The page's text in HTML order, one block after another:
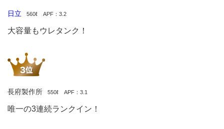
日立 560ℓ APF：3.2
大容量もウレタンク！
長府製作所 550ℓ APF：3.1
唯一の3連続ランクイン！